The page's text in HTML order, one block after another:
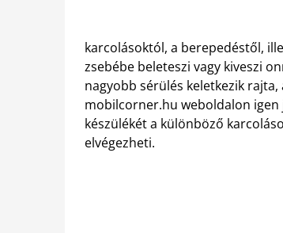
karcolásoktól, a berepedéstől,
zsebébe beleteszi vagy kiveszi
nagyobb sérülés keletkezik
mobilcorner.hu weboldalon
készülékét a különböző
elvégezheti.